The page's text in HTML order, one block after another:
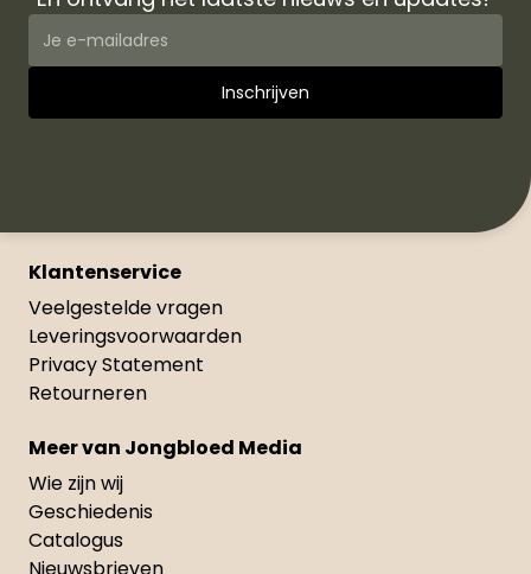
Klantenservice
Veelgestelde vragen
Leveringsvoorwaarden
Privacy Statement
Retourneren
Meer van Jongbloed Media
Wie zijn wij
Geschiedenis
Catalogus